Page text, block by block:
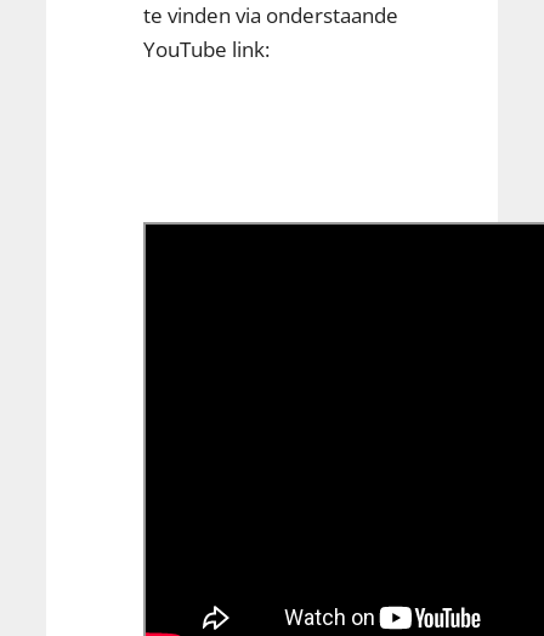
te vinden via onderstaande
YouTube link: